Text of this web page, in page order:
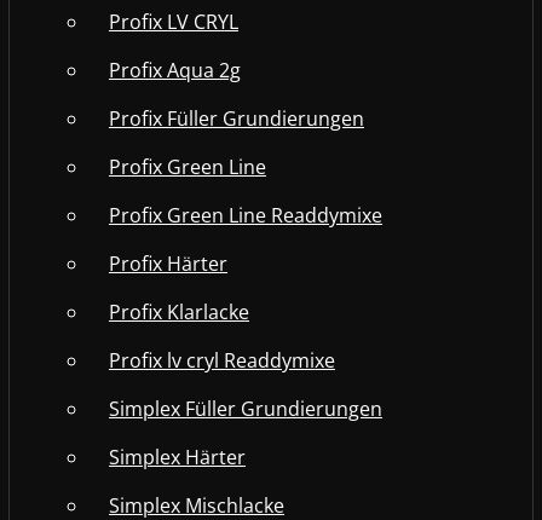
Profix LV CRYL
Profix Aqua 2g
Profix Füller Grundierungen
Profix Green Line
Profix Green Line Readdymixe
Profix Härter
Profix Klarlacke
Profix lv cryl Readdymixe
Simplex Füller Grundierungen
Simplex Härter
Simplex Mischlacke